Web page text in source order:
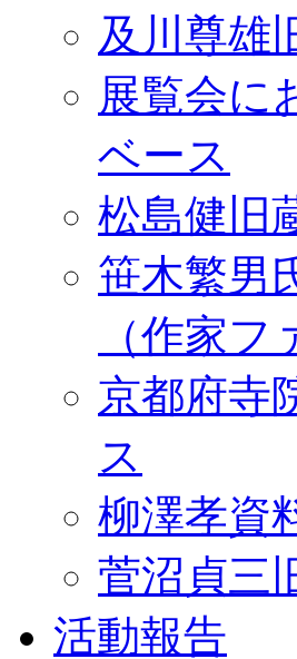
及川尊雄
展覧会に
ベース
松島健旧
笹木繁男
（作家フ
京都府寺
ス
柳澤孝資
菅沼貞三
活動報告